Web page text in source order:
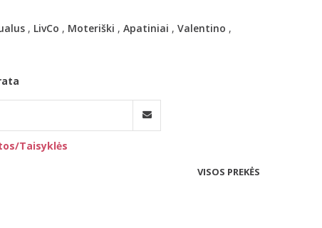
, LivCo , Moteriški , Apatiniai , Valentino ,
Taisyklės
VISOS PREKĖS